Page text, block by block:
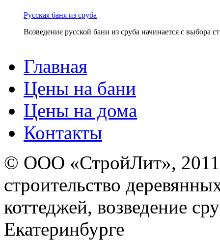
Русская баня из сруба
Возведение русской бани из сруба начинается с выбора
Главная
Цены на бани
Цены на дома
Контакты
© ООО «СтройЛит»,
строительство
коттеджей, возведение
Екатеринбурге